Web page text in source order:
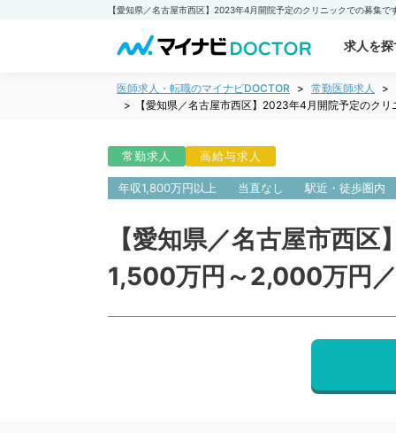
求人を探
医師求人・転職のマイナビDOCTOR
常勤医師求人
【愛知県／名古屋市西区】2023年4月開院予定のク
常勤求人 高給与求人
年収1,800万円以上 当直なし 駅近・徒歩圏内
【愛知県／名古屋市西
1,500万円～2,000万円